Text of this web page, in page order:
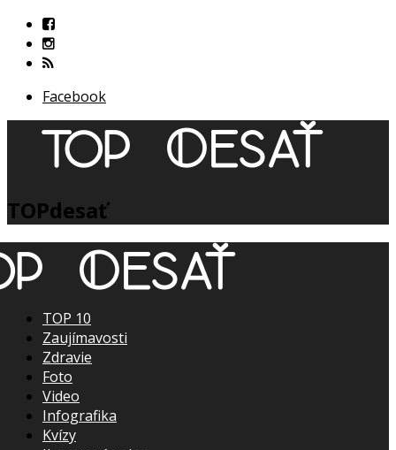
Facebook
TOPdesať
TOP 10
Zaujímavosti
Zdravie
Foto
Video
Infografika
Kvízy